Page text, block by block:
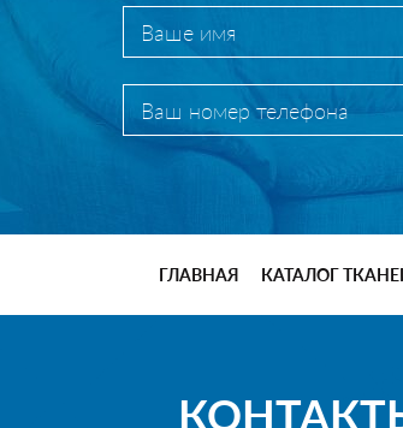
ГЛАВНАЯ КАТАЛОГ